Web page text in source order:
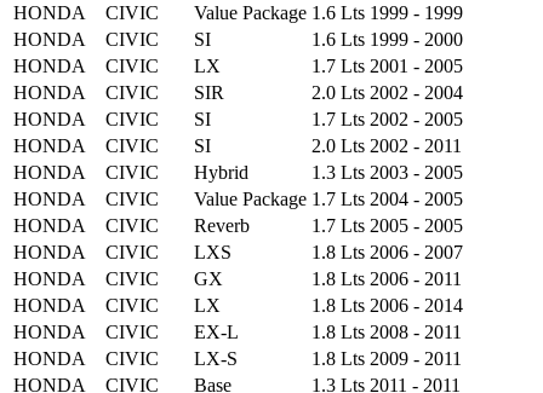
HONDA
CIVIC Value Package 1.6 Lts 1999 - 1999
HONDA
CIVIC SI 1.6 Lts 1999 - 2000
HONDA
CIVIC LX 1.7 Lts 2001 - 2005
HONDA
CIVIC SIR 2.0 Lts 2002 - 2004
HONDA
CIVIC SI 1.7 Lts 2002 - 2005
HONDA
CIVIC SI 2.0 Lts 2002 - 2011
HONDA
CIVIC Hybrid 1.3 Lts 2003 - 2005
HONDA
CIVIC Value Package 1.7 Lts 2004 - 2005
HONDA
CIVIC Reverb 1.7 Lts 2005 - 2005
HONDA
CIVIC LXS 1.8 Lts 2006 - 2007
HONDA
CIVIC GX 1.8 Lts 2006 - 2011
HONDA
CIVIC LX 1.8 Lts 2006 - 2014
HONDA
CIVIC EX-L 1.8 Lts 2008 - 2011
HONDA
CIVIC LX-S 1.8 Lts 2009 - 2011
HONDA
CIVIC Base 1.3 Lts 2011 - 2011